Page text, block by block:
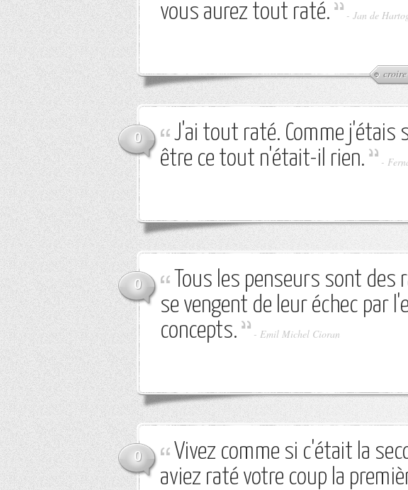
vous aurez tout raté.
- Jan de
croire
0
J'ai tout raté. Comme j'étais
être ce tout n'était-il rien.
-
0
Tous les penseurs sont
se vengent de leur échec par
concepts.
- Emil Michel Cioran
0
Vivez comme si c'était la
aviez raté votre coup la